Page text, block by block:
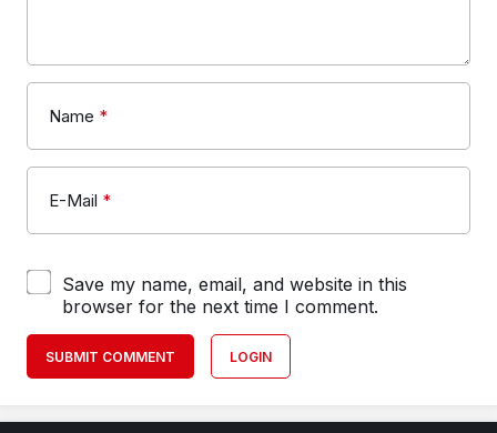
Name *
E-Mail *
Save my name, email, and website in this
browser for the next time I comment.
SUBMIT COMMENT LOGIN